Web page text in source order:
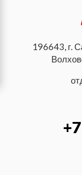
196643, г.